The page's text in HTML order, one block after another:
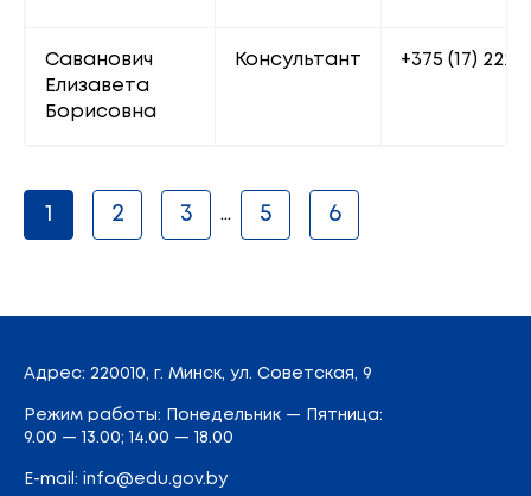
Саванович
Елизавета
Борисовна
Консультант +375 (17) 222
1 2 3 ... 5 6
Адрес: 220010, г. Минск, ул. Советская, 9
Режим работы: Понедельник — Пятница:
9.00 — 13.00; 14.00 — 18.00
E-mail: info@edu.gov.by